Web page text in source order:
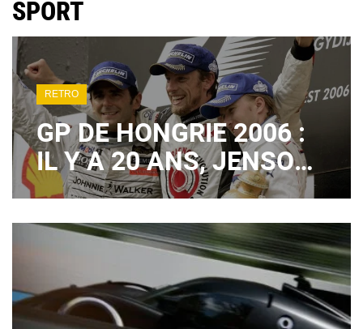
SPORT
RETRO
GP DE HONGRIE 2006 :
IL Y A 20 ANS, JENSON
BUTTON SIGNAIT UN
1ER SUCCÈS EN F1
TOTALEMENT FOU !